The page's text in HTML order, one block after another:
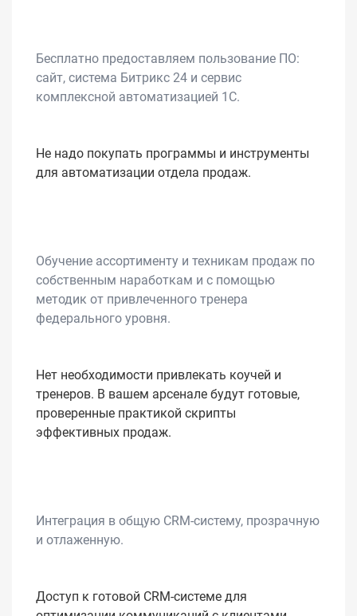
Бесплатно предоставляем пользование ПО:
сайт, система Битрикс 24 и сервис
комплексной автоматизацией 1С.
Не надо покупать программы и инструменты
для автоматизации отдела продаж.
Обучение ассортименту и техникам продаж по
собственным наработкам и с помощью
методик от привлеченного тренера
федерального уровня.
Нет необходимости привлекать коучей и
тренеров. В вашем арсенале будут готовые,
проверенные практикой скрипты
эффективных продаж.
Интеграция в общую CRM-систему, прозрачную
и отлаженную.
Доступ к готовой CRM-системе для